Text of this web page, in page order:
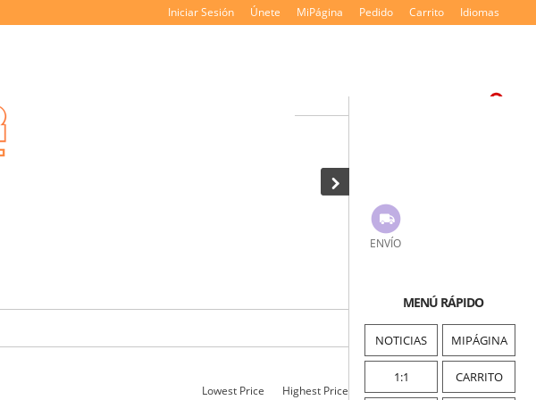
ENVÍO
MENÚ RÁPIDO
NOTICIAS MIPÁGINA
1:1 CARRITO
Iniciar Sesión Únete MiPágina Pedido Carrito Idiomas
Lowest Price Highest Price Product Name New Item